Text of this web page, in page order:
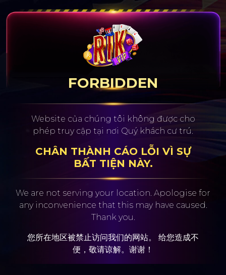
FORBIDDEN
Website của chúng tôi không được cho
phép truy cập tại nơi Quý khách cư trú.
CHÂN THÀNH CÁO LỖI VÌ SỰ
BẤT TIỆN NÀY.
We are not serving your location. Apologise for
any inconvenience that this may have caused.
Thank you.
您所在地区被禁止访问我们的网站。 给您造成不
便，敬请谅解。谢谢！